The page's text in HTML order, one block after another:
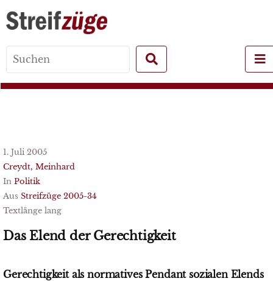
for:
1. Juli 2005
Creydt, Meinhard
In Politik
Aus Streifzüge 2005-34
Textlänge lang
Das Elend der Gerechtigkeit
Gerechtigkeit als normatives Pendant sozialen Elends